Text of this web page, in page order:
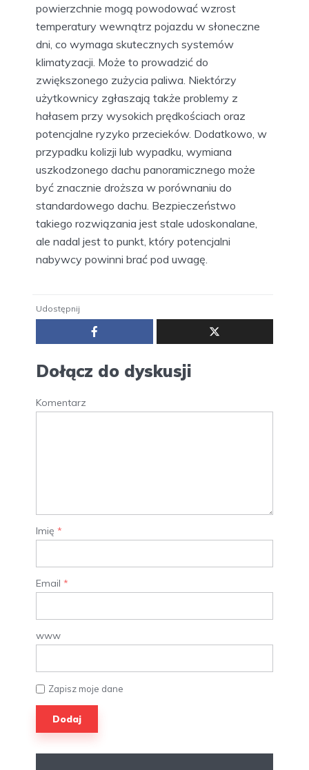
powierzchnie mogą powodować wzrost
temperatury wewnątrz pojazdu w słoneczne
dni, co wymaga skutecznych systemów
klimatyzacji. Może to prowadzić do
zwiększonego zużycia paliwa. Niektórzy
użytkownicy zgłaszają także problemy z
hałasem przy wysokich prędkościach oraz
potencjalne ryzyko przecieków. Dodatkowo, w
przypadku kolizji lub wypadku, wymiana
uszkodzonego dachu panoramicznego może
być znacznie droższa w porównaniu do
standardowego dachu. Bezpieczeństwo
takiego rozwiązania jest stale udoskonalane,
ale nadal jest to punkt, który potencjalni
nabywcy powinni brać pod uwagę.
Udostępnij
Dołącz do dyskusji
Komentarz
Imię *
Email *
www
Zapisz moje dane